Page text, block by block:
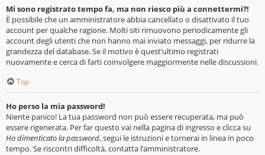
Mi sono registrato tempo fa, ma non riesco più a connettermi?!
È possibile che un amministratore abbia cancellato o disattivato il tuo
account per qualche ragione. Molti siti rimuovono periodicamente gli
account degli utenti che non hanno mai inviato messaggi, per ridurre la
grandezza del database. Se il motivo è quest’ultimo registrati
nuovamente e cerca di farti coinvolgere maggiormente nelle discussioni.
Top
Ho perso la mia password!
Niente panico! La tua password non può essere recuperata, ma può
essere rigenerata. Per far questo vai nella pagina di ingresso e clicca su
Ho dimenticato la password, segui le istruzioni e tornerai in linea in poco
tempo. Se riscontri difficoltà, contatta l’amministratore.